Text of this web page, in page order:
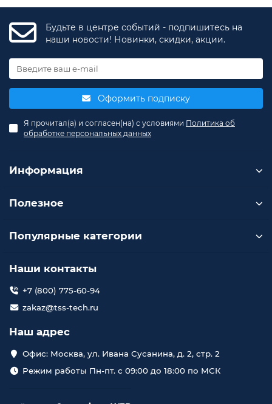
Будьте в центре событий - подпишитесь на
наши новости! Новинки, скидки, акции.
Оформить подписку
Я прочитал(а) и согласен(на) с условиями Политика об
обработке персональных данных
Информация
Полезное
Популярные категории
Наши контакты
+7 (800) 775-60-94
zakaz@tss-tech.ru
Наш адрес
Офис: Москва, ул. Ивана Сусанина, д. 2, стр. 2
Режим работы Пн-пт. с 09:00 до 18:00 по МСК